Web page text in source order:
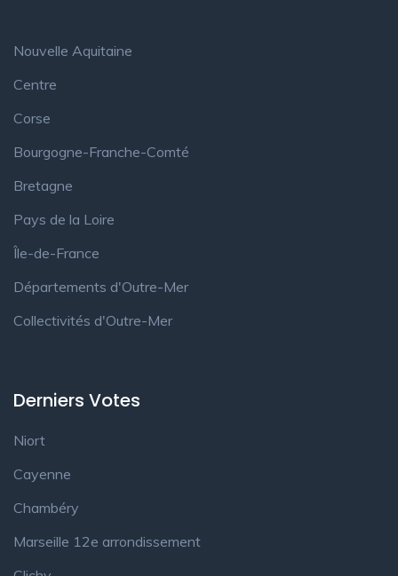
Nouvelle Aquitaine
Centre
Corse
Bourgogne-Franche-Comté
Bretagne
Pays de la Loire
Île-de-France
Départements d'Outre-Mer
Collectivités d'Outre-Mer
Derniers Votes
Niort
Cayenne
Chambéry
Marseille 12e arrondissement